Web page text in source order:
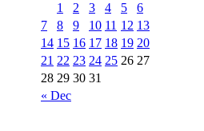
« Dec
1 2 3 4 5
6
7
8 9 10 11 12 13
14 15 16 17 18 19 20
21 22 23 24 25 26 27
28 29 30 31